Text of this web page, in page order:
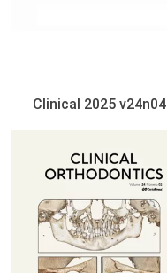
Clinical 2025 v24n04